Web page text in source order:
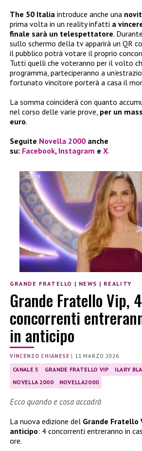
The 50 Italia introduce anche una
prima volta in un reality infatti a
finale sarà un telespettatore.
sullo schermo della tv apparirà un QR
il pubblico potrà votare il proprio
Tutti quelli che voteranno per il volto
programma, parteciperanno a
fortunato vincitore porterà a casa il
La somma coinciderà con quanto
nel corso delle varie prove, per un
euro.
Seguite Novella 2000 anche
su: Facebook, Instagram e X.
GRANDE FRATELLO | NEWS | REALITY
Grande Fratello Vip, 4
concorrenti
in anticipo
VINCENZO CHIANESE | 11 MARZO 2026
CANALE 5 GRANDE FRATELLO VIP ILARY
NOVELLA 2000
NOVELLA2000
Ecco quando e cosa accadrà
La nuova edizione del Grande Fratello
anticipo: 4 concorrenti entreranno in
ore.